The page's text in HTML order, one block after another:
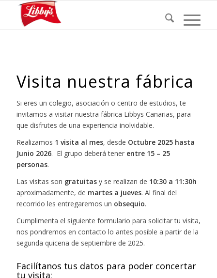
Visita nuestra fábrica
Si eres un colegio, asociación o centro de estudios, te
invitamos a visitar nuestra fábrica Libbys Canarias, para
que disfrutes de una experiencia inolvidable.
Realizamos 1 visita al mes, desde Octubre 2025 hasta
Junio 2026. El grupo deberá tener entre 15 – 25
personas.
Las visitas son gratuitasy se realizan de 10:30 a 11:30h
aproximadamente, de martes a jueves. Al final del
recorrido les entregaremos un obsequio.
Cumplimenta el siguiente formulario para solicitar tu visita,
nos pondremos en contacto lo antes posible a partir de la
segunda quicena de septiembre de 2025.
Facilítanos tus datos para poder concertar
tu visita: